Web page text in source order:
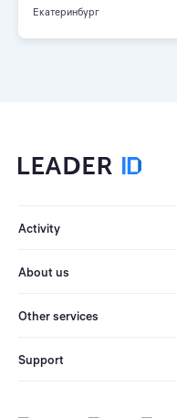
Екатеринбург
Activity
About us
Other services
Support